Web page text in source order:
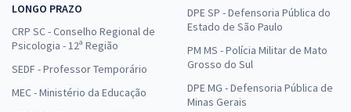
LONGO PRAZO
CRP SC - Conselho Regional de
Psicologia - 12ª Região
SEDF - Professor Temporário
MEC - Ministério da Educação
DPE SP - Defensoria Pública do
Estado de São Paulo
PM MS - Polícia Militar de Mato
Grosso do Sul
DPE MG - Defensoria Pública de
Minas Gerais